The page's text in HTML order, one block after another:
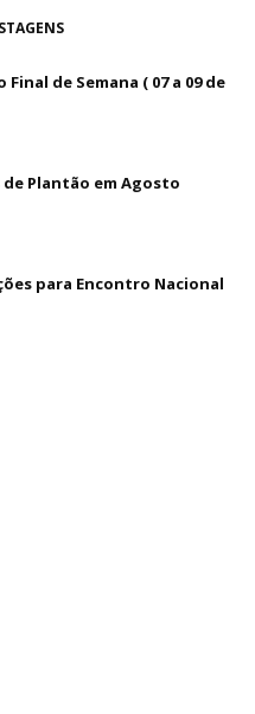
Final de Semana ( 07 a 09 de
de Plantão em Agosto
para Encontro Nacional